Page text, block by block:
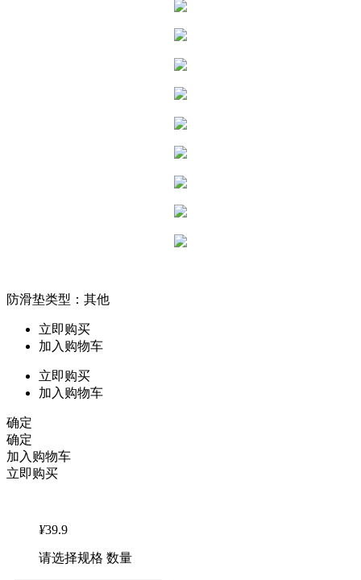
防滑垫类型：其他
立即购买
加入购物车
立即购买
加入购物车
确定
确定
加入购物车
立即购买
¥39.9
请选择规格 数量